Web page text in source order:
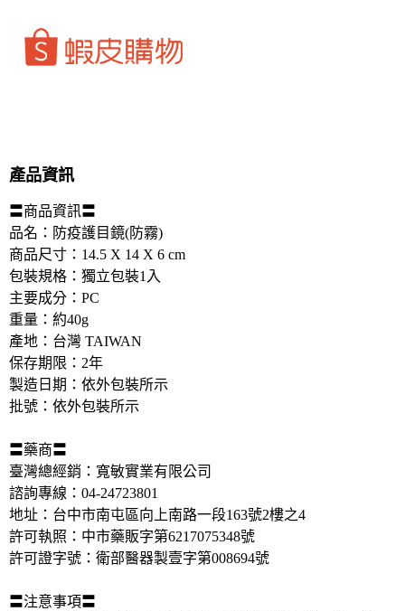
產品資訊
〓商品資訊〓
品名：防疫護目鏡(防霧)
商品尺寸：14.5 X 14 X 6 cm
包裝規格：獨立包裝1入
主要成分：PC
重量：約40g
產地：台灣 TAIWAN
保存期限：2年
製造日期：依外包裝所示
批號：依外包裝所示
〓藥商〓
臺灣總經銷：寬敏實業有限公司
諮詢專線：04-24723801
地址：台中市南屯區向上南路一段163號2樓之4
許可執照：中市藥販字第6217075348號
許可證字號：衛部醫器製壹字第008694號
〓注意事項〓